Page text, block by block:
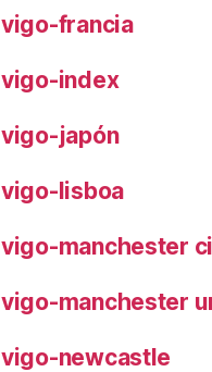
vigo-francia
vigo-index
vigo-japón
vigo-lisboa
vigo-manchester
vigo-manchester
vigo-newcastle